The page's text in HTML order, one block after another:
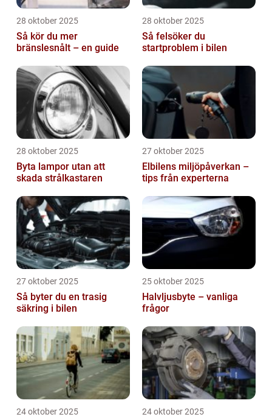
28 oktober 2025
Så kör du mer
bränslesnålt – en guide
28 oktober 2025
Så felsöker du
startproblem i bilen
28 oktober 2025
Byta lampor utan att
skada strålkastaren
27 oktober 2025
Elbilens miljöpåverkan –
tips från experterna
27 oktober 2025
Så byter du en trasig
säkring i bilen
25 oktober 2025
Halvljusbyte – vanliga
frågor
24 oktober 2025 24 oktober 2025